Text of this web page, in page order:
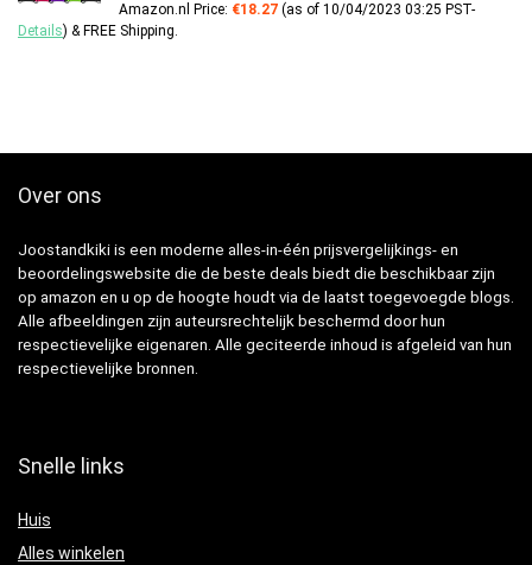
Amazon.nl Price: €18.27 (as of 10/04/2023 03:25 PST-
Details) & FREE Shipping.
Over ons
Joostandkiki is een moderne alles-in-één prijsvergelijkings- en
beoordelingswebsite die de beste deals biedt die beschikbaar zijn
op amazon en u op de hoogte houdt via de laatst toegevoegde blogs.
Alle afbeeldingen zijn auteursrechtelijk beschermd door hun
respectievelijke eigenaren. Alle geciteerde inhoud is afgeleid van hun
respectievelijke bronnen.
Snelle links
Huis
Alles winkelen